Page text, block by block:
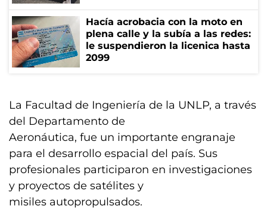
Hacía acrobacia con la moto en
plena calle y la subía a las redes:
le suspendieron la licenica hasta
2099
La Facultad de Ingeniería de la UNLP, a través
del Departamento de
Aeronáutica, fue un importante engranaje
para el desarrollo espacial del país. Sus
profesionales participaron en investigaciones
y proyectos de satélites y
misiles autopropulsados.